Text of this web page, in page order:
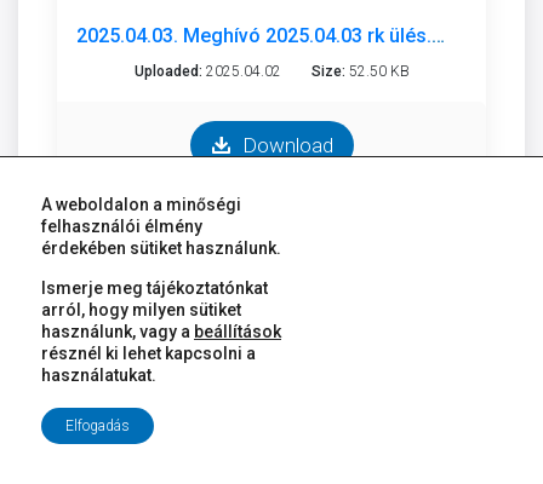
2025.04.03. Meghívó 2025.04.03 rk ülés.pdf
Uploaded: 2025.04.02 Size: 52.50 KB
Download
2025.03.31. Meghívó 11-2025.03.31.pdf
Uploaded:
A weboldalon a minőségi
felhasználói élmény
érdekében sütiket használunk.
Ismerje meg tájékoztatónkat
arról, hogy milyen sütiket
használunk, vagy a beállítások
résznél ki lehet kapcsolni a
használatukat.
Elfogadás